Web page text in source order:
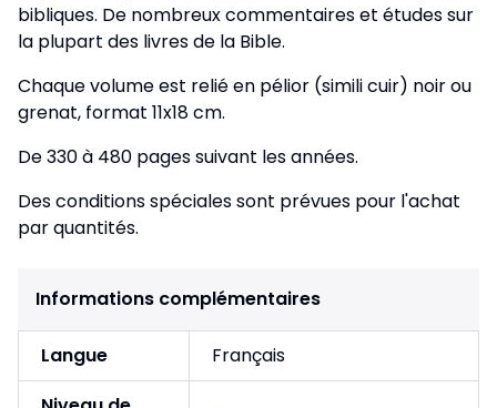
bibliques. De nombreux commentaires et études sur
la plupart des livres de la Bible.
Chaque volume est relié en pélior (simili cuir) noir ou
grenat, format 11x18 cm.
De 330 à 480 pages suivant les années.
Des conditions spéciales sont prévues pour l'achat
par quantités.
Informations complémentaires
Langue
Français